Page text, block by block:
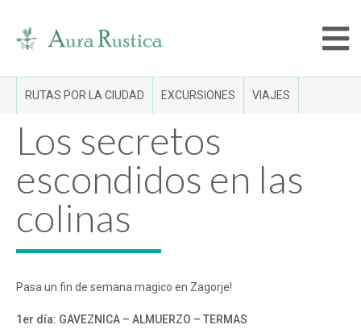
RUTAS POR LA CIUDAD EXCURSIONES VIAJES
Los secretos
escondidos en las
colinas
Pasa un fin de semana magico en Zagorje!
1 er día: GAVEZNICA – ALMUERZO – TERMAS